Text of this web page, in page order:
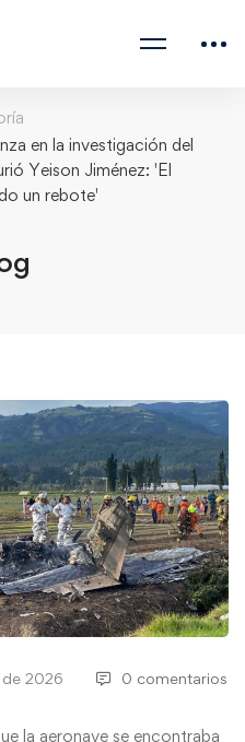
en la investigación del
Yeison Jiménez: 'El
un rebote'
de 2026 0 comentarios
la aeronave se encontraba